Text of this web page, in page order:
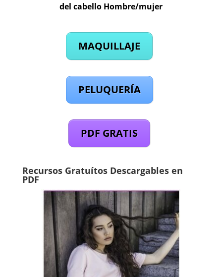
del cabello Hombre/mujer
MAQUILLAJE
PELUQUERÍA
PDF GRATIS
Recursos Gratuítos Descargables en
PDF